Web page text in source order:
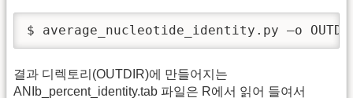
$ average_nucleotide_identity.py –o
결과 디렉토리(OUTDIR)에 만들어지는
ANIb_percent_identity.tab 파일은 R에서 읽어 들여서